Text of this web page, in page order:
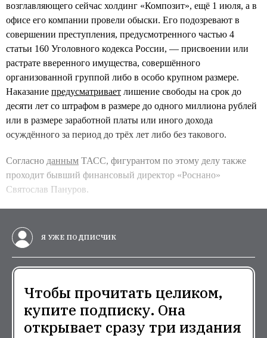
возглавляющего сейчас холдинг «Композит», ещё 1 июля, а в
офисе его компании провели обыски. Его подозревают в
совершении преступления, предусмотренного частью 4
статьи 160 Уголовного кодекса России, — присвоении или
растрате вверенного имущества, совершённого
организованной группой либо в особо крупном размере.
Наказание предусматривает лишение свободы на срок до
десяти лет со штрафом в размере до одного миллиона рублей
или в размере заработной платы или иного дохода
осуждённого за период до трёх лет либо без такового.
Согласно данным ТАСС, фигурантом по этому делу также
проходит бывший финансовый директор «Роснано»
Святослав Пануров.
Я УЖЕ ПОДПИСЧИК
Чтобы прочитать целиком,
купите подписку. Она
открывает сразу три издания